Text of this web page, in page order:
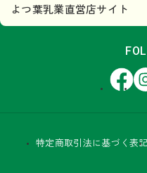
よつ葉乳業直営店サイト
Facebook
特定商取引法に基づく表記